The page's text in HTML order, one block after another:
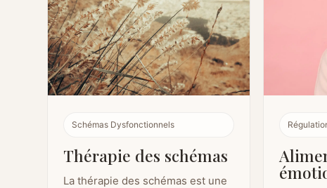
Schémas Dysfonctionnels
Thérapie des schémas
La thérapie des schémas est une